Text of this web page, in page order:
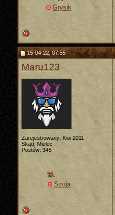
Grysik
15-04-22, 07:55
Maru123
Zarejestrowany: Kwi 2011
Skąd: Mielec
Postów: 345
Szuja